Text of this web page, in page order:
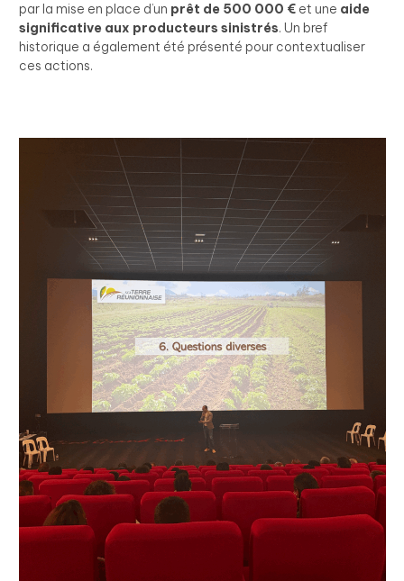
par la mise en place d’un prêt de 500 000 €et une aide
significative aux producteurs sinistrés. Un bref
historique a également été présenté pour contextualiser
ces actions.